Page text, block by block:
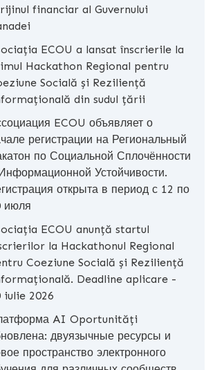
financiar al Guvernului
ECOU a lansat înscrierile la
Hackathon Regional pentru
Socială și Reziliență
din sudul țării
ECOU объявляет о
регистрации на Региональный
по Социальной Сплочённости
Устойчивости.
открыта в период с 12 по
июля
ECOU anunță startul
la Hackathonul Regional
Coeziune Socială și Reziliență
Deadline aplicare -
iulie 2026
AI Oportunități
двуязычные ресурсы и
пространство электронного